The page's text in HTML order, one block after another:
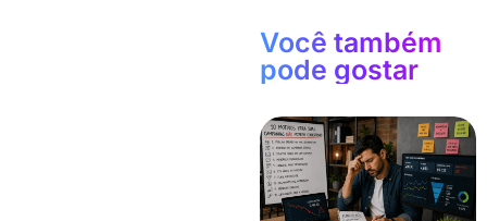
Você também
pode gostar